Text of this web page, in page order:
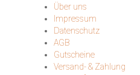
Über uns
Impressum
Datenschutz
AGB
Gutscheine
Versand- & Zahlung